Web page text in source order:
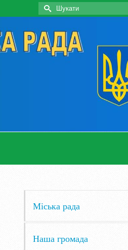
Search
for:
Міська рада
Наша громада